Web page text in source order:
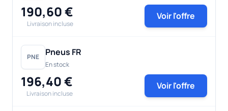
190,60 €
Livraison incluse
Voir l'offre
PNE Pneus FR
En stock
196,40 €
Livraison incluse
Voir l'offre